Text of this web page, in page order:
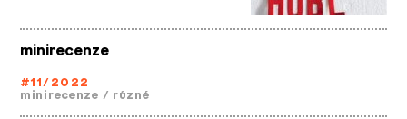
minirecenze
#11/2022
minirecenze / různé